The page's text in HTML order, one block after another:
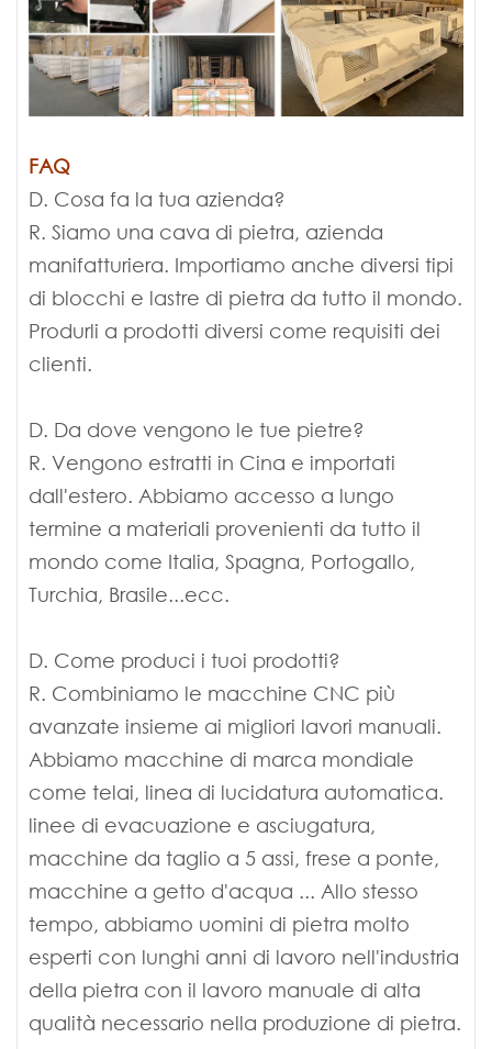
FAQ
D. Cosa fa la tua azienda?
R. Siamo una cava di pietra, azienda
manifatturiera. Importiamo anche diversi tipi
di blocchi e lastre di pietra da tutto il mondo.
Produrli a prodotti diversi come requisiti dei
clienti.
D. Da dove vengono le tue pietre?
R. Vengono estratti in Cina e importati
dall'estero. Abbiamo accesso a lungo
termine a materiali provenienti da tutto il
mondo come Italia, Spagna, Portogallo,
Turchia, Brasile...ecc.
D. Come produci i tuoi prodotti?
R. Combiniamo le macchine CNC più
avanzate insieme ai migliori lavori manuali.
Abbiamo macchine di marca mondiale
come telai, linea di lucidatura automatica.
linee di evacuazione e asciugatura,
macchine da taglio a 5 assi, frese a ponte,
macchine a getto d'acqua ... Allo stesso
tempo, abbiamo uomini di pietra molto
esperti con lunghi anni di lavoro nell'industria
della pietra con il lavoro manuale di alta
qualità necessario nella produzione di pietra.